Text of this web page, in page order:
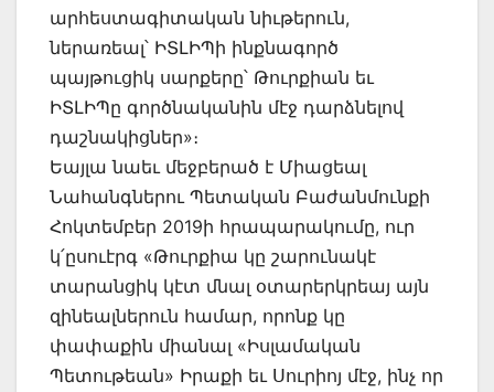
արհեստագիտական նիւթերուն,
ներառեալ՝ ԻՏԼԻՊի ինքնագործ
պայթուցիկ սարքերը՝ Թուրքիան եւ
ԻՏԼԻՊը գործնականին մէջ դարձնելով
դաշնակիցներ»։
Եայլա նաեւ մեջբերած է Միացեալ
Նահանգներու Պետական Բաժանմունքի
Հոկտեմբեր 2019ի հրապարակումը, ուր
կ՛ըսուէրգ «Թուրքիա կը շարունակէ
տարանցիկ կէտ մնալ օտարերկրեայ այն
զինեալներուն համար, որոնք կը
փափաքին միանալ «Իսլամական
Պետութեան» Իրաքի եւ Սուրիոյ մէջ, ինչ որ